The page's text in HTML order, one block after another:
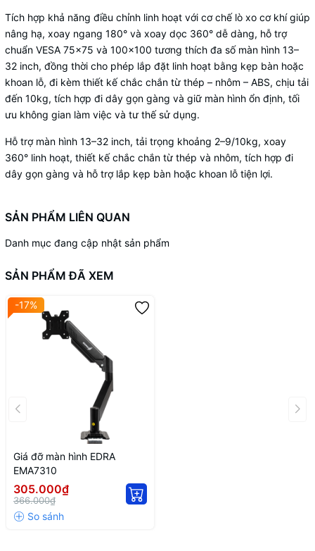
Tích hợp khả năng điều chỉnh linh hoạt với cơ chế lò xo cơ khí giúp
nâng hạ, xoay ngang 180° và xoay dọc 360° dễ dàng, hỗ trợ
chuẩn VESA 75x75 và 100x100 tương thích đa số màn hình 13–
32 inch, đồng thời cho phép lắp đặt linh hoạt bằng kẹp bàn hoặc
khoan lỗ, đi kèm thiết kế chắc chắn từ thép – nhôm – ABS, chịu tải
đến 10kg, tích hợp đi dây gọn gàng và giữ màn hình ổn định, tối
ưu không gian làm việc và tư thế sử dụng.
Hỗ trợ màn hình 13–32 inch, tải trọng khoảng 2–9/10kg, xoay
360° linh hoạt, thiết kế chắc chắn từ thép và nhôm, tích hợp đi
dây gọn gàng và hỗ trợ lắp kẹp bàn hoặc khoan lỗ tiện lợi.
SẢN PHẨM LIÊN QUAN
Danh mục đang cập nhật sản phẩm
SẢN PHẨM ĐÃ XEM
-17%
Giá đỡ màn hình EDRA
EMA7310
305.000₫
366.000₫